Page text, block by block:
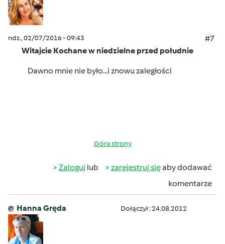
ndz., 02/07/2016 - 09:43
#7
Witajcie Kochane w niedzielne przed południe
Dawno mnie nie było...i znowu zaległości
Góra strony
Zaloguj lub zarejestruj sięaby dodawać
komentarze
Hanna Gręda Dołączył : 24.08.2012